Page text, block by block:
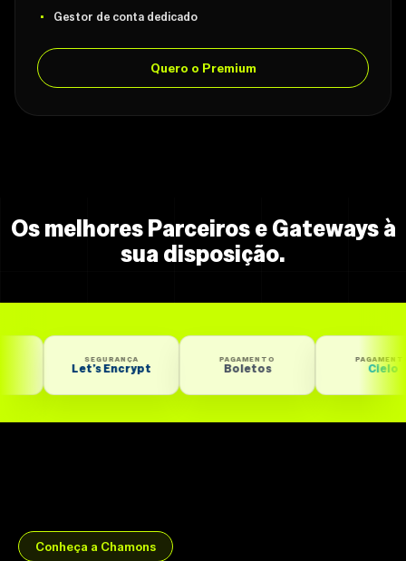
Gestor de conta dedicado
Quero o Premium
Os melhores Parceiros e Gateways à
sua disposição.
SEGURANÇA
Let’s Encrypt
PAGAMENTO
Boletos
PAGAMENTO
Conheça a Chamons